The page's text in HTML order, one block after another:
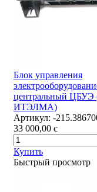
Блок управления
центральный
ИТЭЛМА)
Артикул: -
33 000,00 c
Купить
Быстрый просмотр